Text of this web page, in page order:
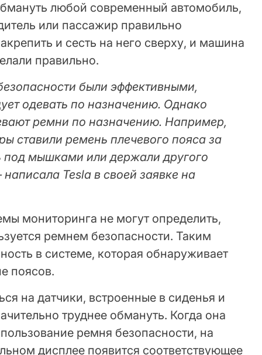
любой современный автомобиль,
или пассажир правильно
и сесть на него сверху, и машина
правильно.
были эффективными,
одевать по назначению. Однако
ремни по назначению. Например,
ставили ремень плечевого пояса за
под мышками или держали другого
Tesla в своей заявке на
мониторинга не могут определить,
ремнем безопасности. Таким
в системе, которая обнаруживает
поясов.
на датчики, встроенные в сиденья и
труднее обмануть. Когда она
ремня безопасности, на
дисплее появится соответствующее